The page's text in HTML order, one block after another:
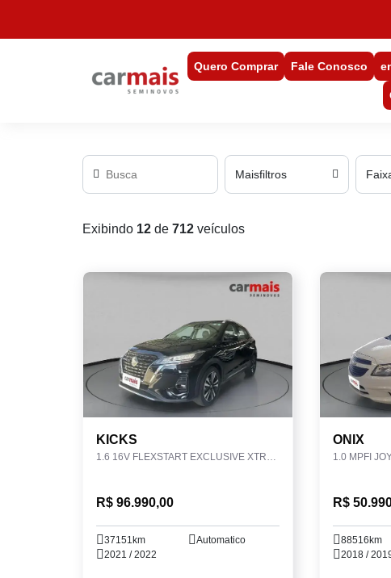
Quero Comprar Fale Conosco
Maisfiltros
Exibindo 12 de 712 veículos
KICKS
1.6 16V FLEXSTART EXCLUSIVE XTRONIC
R$ 96.990,00
37151km
Automatico
2021 / 2022
ONIX
1.0 MPFI
R$
88516km
2018 /